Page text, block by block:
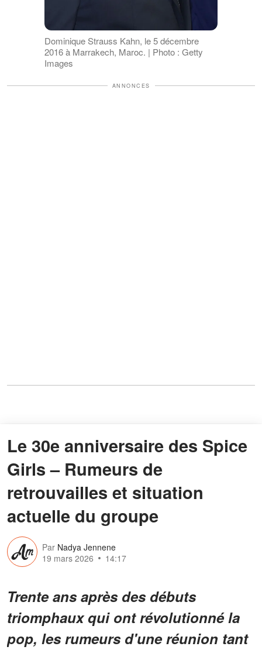
Dominique Strauss Kahn, le 5 décembre
2016 à Marrakech, Maroc. | Photo : Getty
Images
ANNONCES
Le 30e anniversaire des Spice
Girls – Rumeurs de
retrouvailles et situation
actuelle du groupe
Par Nadya Jennene
19 mars 2026
14:17
Trente ans après des débuts
triomphaux qui ont révolutionné la
pop, les rumeurs d'une réunion tant